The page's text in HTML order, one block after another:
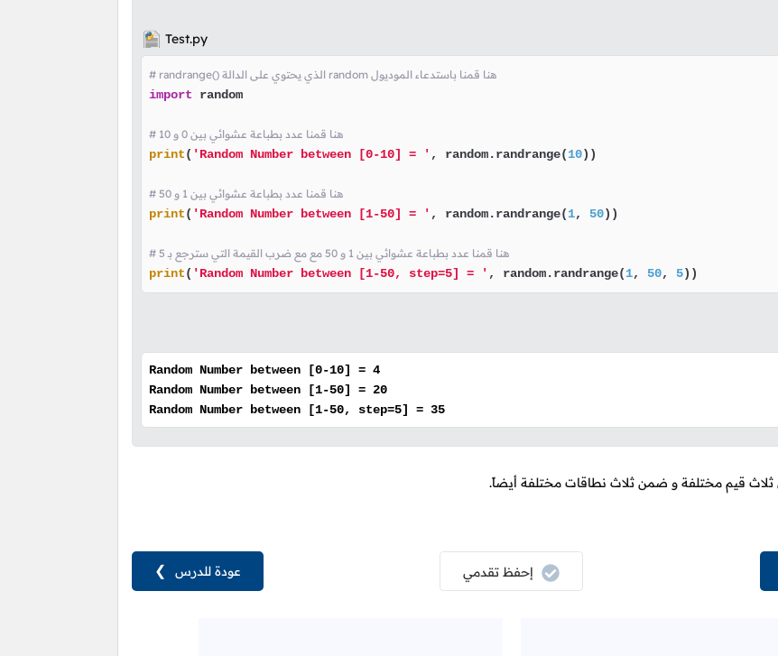
Test.py
# randrange() الذي يحتوي على الدالة random هنا قمنا باستدعاء الموديول
import random
# هنا قمنا عدد بطباعة عشوائي بين 0 و 10
print( 'Random Number between [0-10] = ' , random.randrange(10))
# هنا قمنا عدد بطباعة عشوائي بين 1 و 50
print( 'Random Number between [1-50] = ' , random.randrange(1, 50))
# هنا قمنا عدد بطباعة عشوائي بين 1 و 50 مع مع ضرب القيمة التي سترجع بـ 5
print( 'Random Number between [1-50, step=5] = ' , random.randrange(1, 50, 5))
Random Number between [0-10] = 4
Random Number between [1-50] = 20
Random Number between [1-50, step=5] = 35
ثلاث قيم مختلفة و ضمن ثلاث نطاقات مختلفة أيضاً.
عودة للدرس ❯ إحفظ تقدمي